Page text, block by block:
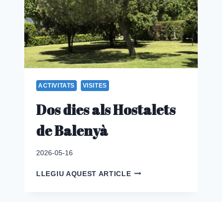
ACTIVITATS VISITES
Dos dies als Hostalets
de Balenyà
2026-05-16
LLEGIU AQUEST ARTICLEDOS